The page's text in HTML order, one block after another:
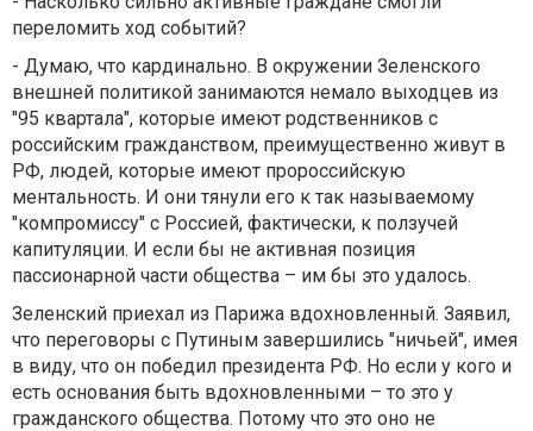
переломить ход событий?
- Думаю, что кардинально. В окружении Зеленского
внешней политикой занимаются немало выходцев из
"95 квартала", которые имеют родственников с
российским гражданством, преимущественно живут в
РФ, людей, которые имеют пророссийскую
ментальность. И они тянули его к так называемому
"компромиссу" с Россией, фактически, к ползучей
капитуляции. И если бы не активная позиция
пассионарной части общества – им бы это удалось.
Зеленский приехал из Парижа вдохновленный. Заявил,
что переговоры с Путиным завершились "ничьей", имея
в виду, что он победил президента РФ. Но если у кого и
есть основания быть вдохновленными – то это у
гражданского общества. Потому что это оно не